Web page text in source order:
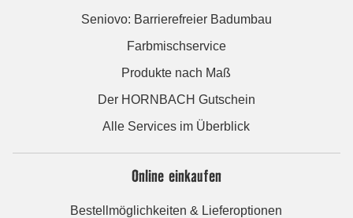
Seniovo: Barrierefreier Badumbau
Farbmischservice
Produkte nach Maß
Der HORNBACH Gutschein
Alle Services im Überblick
Online einkaufen
Bestellmöglichkeiten & Lieferoptionen